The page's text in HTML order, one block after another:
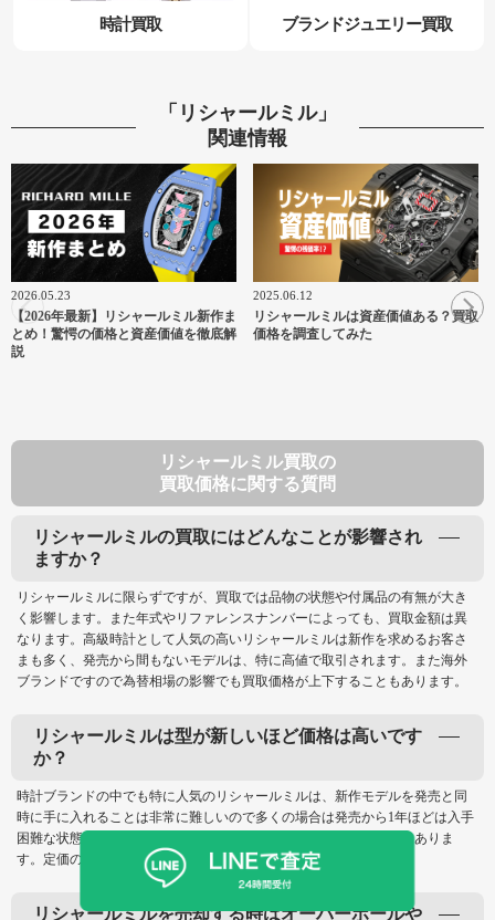
時計買取 ブランドジュエリー買取
「リシャールミル」
関連情報
2026.05.23
【2026年最新】リシャールミル新作ま
とめ！驚愕の価格と資産価値を徹底解
説
2025.06.12
リシャールミルは資産価値ある？買取
価格を調査してみた
リシャールミル買取の
買取価格に関する質問
リシャールミルの買取にはどんなことが影響され
ますか？
リシャールミルに限らずですが、買取では品物の状態や付属品の有無が大き
く影響します。また年式やリファレンスナンバーによっても、買取金額は異
なります。高級時計として人気の高いリシャールミルは新作を求めるお客さ
まも多く、発売から間もないモデルは、特に高値で取引されます。また海外
ブランドですので為替相場の影響でも買取価格が上下することもあります。
リシャールミルは型が新しいほど価格は高いです
か？
時計ブランドの中でも特に人気のリシャールミルは、新作モデルを発売と同
時に手に入れることは非常に難しいので多くの場合は発売から1年ほどは入手
困難な状態が続き、この間の買取価格は定価よりも高くなることもありま
す。定価の200％以上にもなるモデルもあります。
リシャールミルを売却する時はオーバーホールや